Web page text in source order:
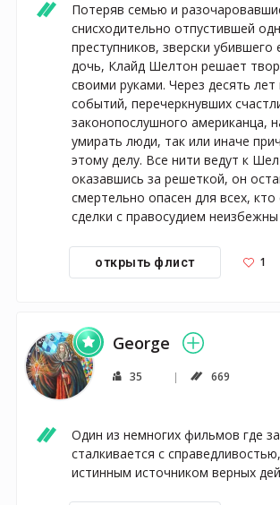
Потеряв семью и
снисходительно отпустившей
преступников, зверски убившего
дочь, Клайд Шелтон решает
своими руками. Через десять
событий, перечеркнувших
законопослушного американца,
умирать люди, так или иначе
этому делу. Все нити ведут к
оказавшись за решеткой, он
смертельно опасен для всех, кто
сделки с правосудием
открыть флист 1
George
35 669
Один из немногих фильмов где
сталкивается с
истинным источником верных